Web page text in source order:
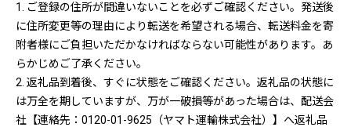
1. ご登録の住所が間違いないことを必ずご確認ください。発送後
に住所変更等の理由により転送を希望される場合、転送料金を寄
附者様にご負担いただかなければならない可能性があります。あ
らかじめご了承ください。
2. 返礼品到着後、すぐに状態をご確認ください。返礼品の状態に
は万全を期していますが、万が一破損等があった場合は、配送会
社【連絡先：0120-01-9625（ヤマト運輸株式会社）】へ返礼品